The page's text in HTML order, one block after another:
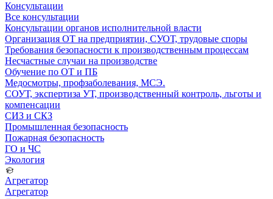
Консультации
Все консультации
Консультации органов исполнительной власти
Организация ОТ на предприятии, СУОТ, трудовые споры
Требования безопасности к производственным процессам
Несчастные случаи на производстве
Обучение по ОТ и ПБ
Медосмотры, профзаболевания, МСЭ.
СОУТ, экспертиза УТ, производственный контроль, льготы и
компенсации
СИЗ и СКЗ
Промышленная безопасность
Пожарная безопасность
ГО и ЧС
Экология
Агрегатор
Агрегатор